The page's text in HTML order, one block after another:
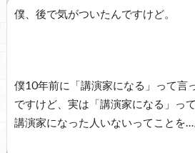
僕、後で気がついたんですけど。
僕10年前に「講演家になる」って言
ですけど、実は「講演家になる」っ
講演家になった人いないってことを…